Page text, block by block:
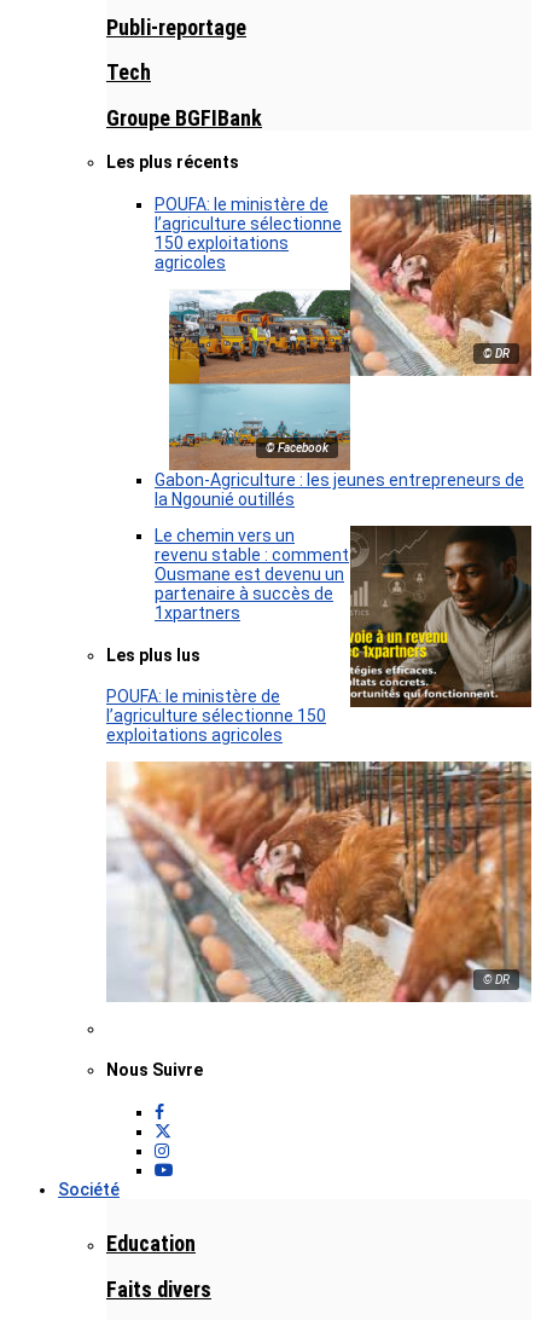
Publi-reportage
Tech
Groupe BGFIBank
Les plus récents
© DR
POUFA: le ministère de
l’agriculture sélectionne
150 exploitations
agricoles
© Facebook
Gabon-Agriculture : les jeunes entrepreneurs de
la Ngounié outillés
Le chemin vers un
revenu stable : comment
Ousmane est devenu un
partenaire à succès de
1xpartners
Les plus lus
POUFA: le ministère de
l’agriculture sélectionne 150
exploitations agricoles
© DR
Nous Suivre
Société
Education
Faits divers